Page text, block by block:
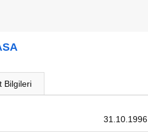
Bilgileri
31.10.1996